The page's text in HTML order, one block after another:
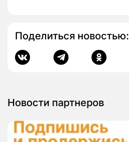
Поделиться новостью:
Новости партнеров